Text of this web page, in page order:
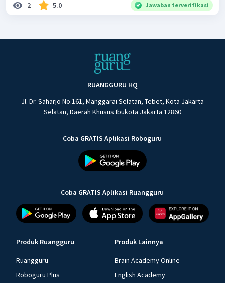
2 5.0 Jawaban terverifikasi
RUANGGURU HQ
Jl. Dr. Saharjo No.161, Manggarai Selatan, Tebet, Kota Jakarta
Selatan, Daerah Khusus Ibukota Jakarta 12860
Coba GRATIS Aplikasi Roboguru
Coba GRATIS Aplikasi Ruangguru
Produk Ruangguru
Ruangguru
Roboguru Plus
Produk Lainnya
Brain Academy Online
English Academy